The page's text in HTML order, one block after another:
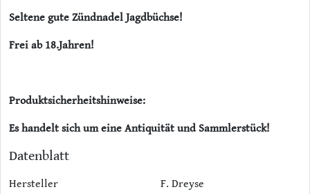
Seltene gute Zündnadel Jagdbüchse!
Frei ab 18.Jahren!
Produktsicherheitshinweise:
Es handelt sich um eine Antiquität und Sammlerstück!
Datenblatt
Hersteller F. Dreyse